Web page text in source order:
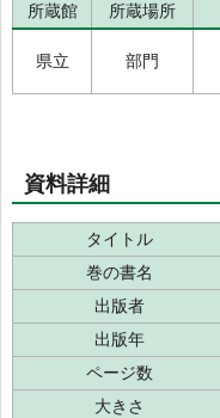
所蔵館 所蔵場所
県立 部門
資料詳細
タイトル
巻の書名
出版者
出版年
ページ数
大きさ